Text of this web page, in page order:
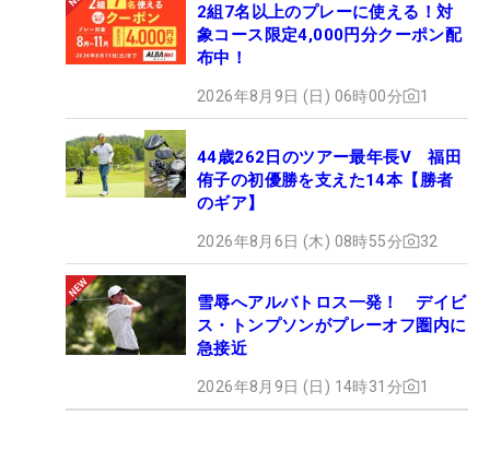
2組7名以上のプレーに使える！対
象コース限定4,000円分クーポン配
布中！
2026年8月9日 (日) 06時00分 1
44歳262日のツアー最年長V 福田
侑子の初優勝を支えた14本【勝者
のギア】
2026年8月6日 (木) 08時55分 32
雪辱へアルバトロス一発！ デイビ
ス・トンプソンがプレーオフ圏内に
急接近
2026年8月9日 (日) 14時31分 1